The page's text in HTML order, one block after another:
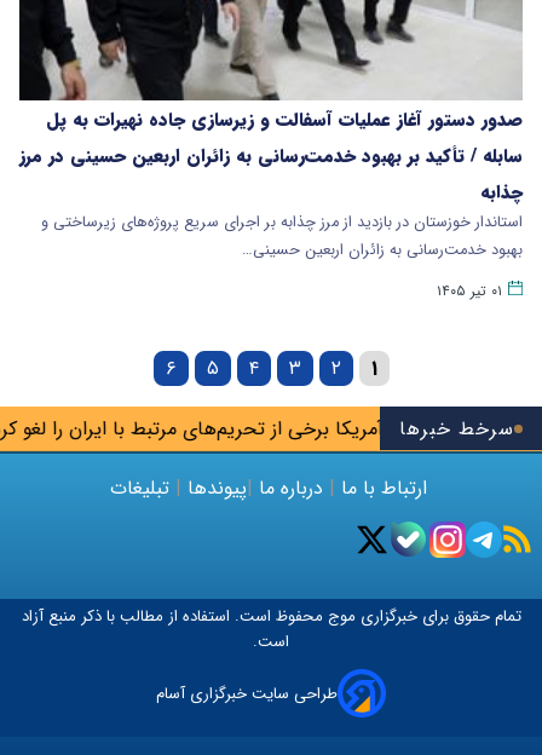
سرخط خبرهاآمریکا برخی از تحریم‌های مرتبط با ایران را لغو کرد
صدور دستور آغاز عملیات آسفالت و زیرسازی جاده نهیرات به پل
سابله / تأکید بر بهبود خدمت‌رسانی به زائران اربعین حسینی در مرز
چذابه
استاندار خوزستان در بازدید از مرز چذابه بر اجرای سریع پروژه‌های زیرساختی و
بهبود خدمت‌رسانی به زائران اربعین حسینی…
۰۱ تیر ۱۴۰۵
۱ ۲ ۳ ۴ ۵ ۶
ارتباط با ما | درباره ما |پیوندها | تبلیغات
تمام حقوق برای خبرگزاری موج محفوظ است. استفاده از مطالب با ذکر منبع آزاد
است.
طراحی سایت خبرگزاری آسام